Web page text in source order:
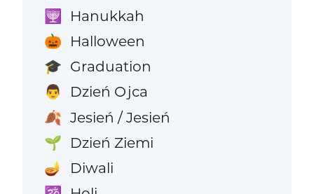
🕎 Hanukkah
🎃 Halloween
🎓 Graduation
👨 Dzień Ojca
🍂 Jesień / Jesień
🌱 Dzień Ziemi
🪔 Diwali